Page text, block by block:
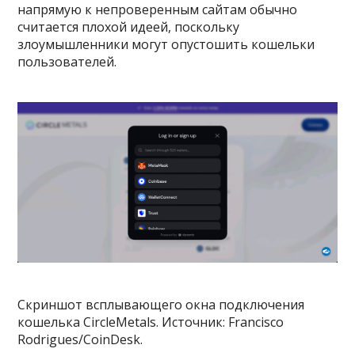
напрямую к непроверенным сайтам обычно
считается плохой идеей, поскольку
злоумышленники могут опустошить кошельки
пользователей.
Скриншот всплывающего окна подключения
кошелька CircleMetals. Источник: Francisco
Rodrigues/CoinDesk.